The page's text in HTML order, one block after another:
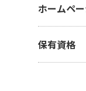
ホームペ
保有資格